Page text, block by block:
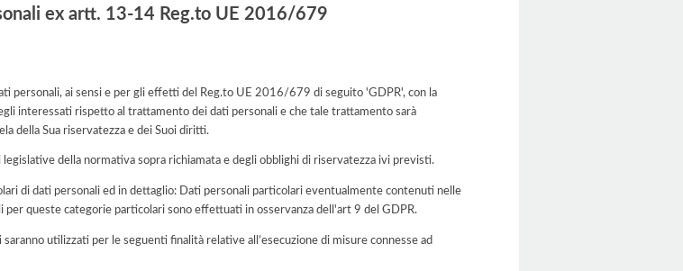
ex artt. 13-14 Reg.to UE 2016/679
personali, ai sensi e per gli effetti del Reg.to UE 2016/679 di seguito 'GDPR', con la
interessati rispetto al trattamento dei dati personali e che tale trattamento sarà
della Sua riservatezza e dei Suoi diritti.
della normativa sopra richiamata e degli obblighi di riservatezza ivi previsti.
di dati personali ed in dettaglio: Dati personali particolari eventualmente contenuti nelle
queste categorie particolari sono effettuati in osservanza dell'art 9 del GDPR.
utilizzati per le seguenti finalità relative all’esecuzione di misure connesse ad